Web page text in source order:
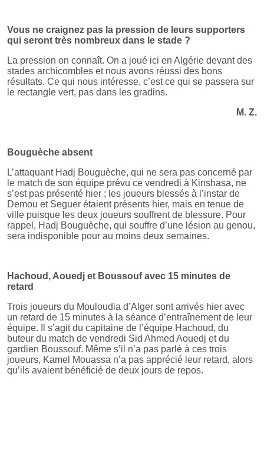
Vous ne craignez pas la pression de leurs supporters
qui seront très nombreux dans le stade ?
La pression on connaît. On a joué ici en Algérie devant des
stades archicombles et nous avons réussi des bons
résultats. Ce qui nous intéresse, c’est ce qui se passera sur
le rectangle vert, pas dans les gradins.
M. Z.
Bouguèche absent
L’attaquant Hadj Bouguèche, qui ne sera pas concerné par
le match de son équipe prévu ce vendredi à Kinshasa, ne
s’est pas présenté hier ; les joueurs blessés à l’instar de
Demou et Seguer étaient présents hier, mais en tenue de
ville puisque les deux joueurs souffrent de blessure. Pour
rappel, Hadj Bouguèche, qui souffre d’une lésion au genou,
sera indisponible pour au moins deux semaines.
Hachoud, Aouedj et Boussouf avec 15 minutes de
retard
Trois joueurs du Mouloudia d’Alger sont arrivés hier avec
un retard de 15 minutes à la séance d’entraînement de leur
équipe. Il s’agit du capitaine de l’équipe Hachoud, du
buteur du match de vendredi Sid Ahmed Aouedj et du
gardien Boussouf. Même s’il n’a pas parlé à ces trois
joueurs, Kamel Mouassa n’a pas apprécié leur retard, alors
qu’ils avaient bénéficié de deux jours de repos.